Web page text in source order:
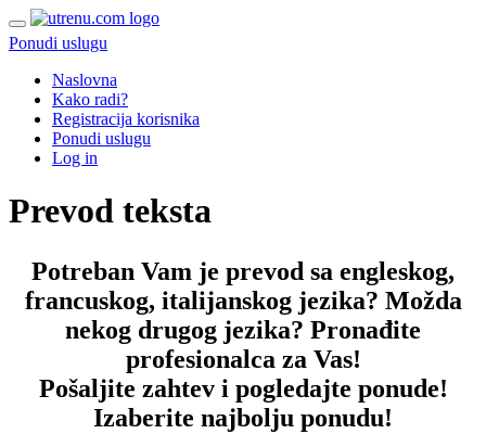
Ponudi uslugu
Naslovna
Kako radi?
Registracija korisnika
Ponudi uslugu
Log in
Prevod teksta
Potreban Vam je prevod sa engleskog,
francuskog, italijanskog jezika? Možda
nekog drugog jezika? Pronađite
profesionalca za Vas!
Pošaljite zahtev i pogledajte ponude!
Izaberite najbolju ponudu!